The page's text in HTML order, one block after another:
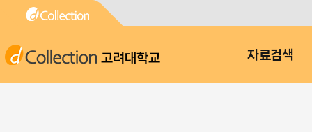
고려대학교 자료검색